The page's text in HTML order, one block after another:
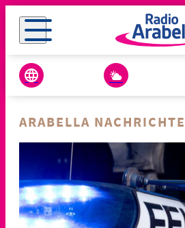
ARABELLA